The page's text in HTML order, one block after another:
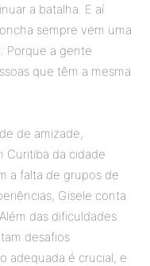
a batalha. E aí
sempre vem uma
Porque a gente
que têm a mesma
de amizade,
Curitiba da cidade
a falta de grupos de
Gisele conta
das dificuldades
desafios
adequada é crucial, e